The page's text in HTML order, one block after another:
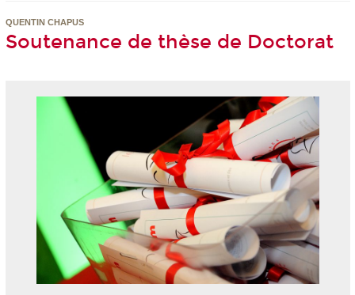
QUENTIN CHAPUS
Soutenance de thèse de Doctorat